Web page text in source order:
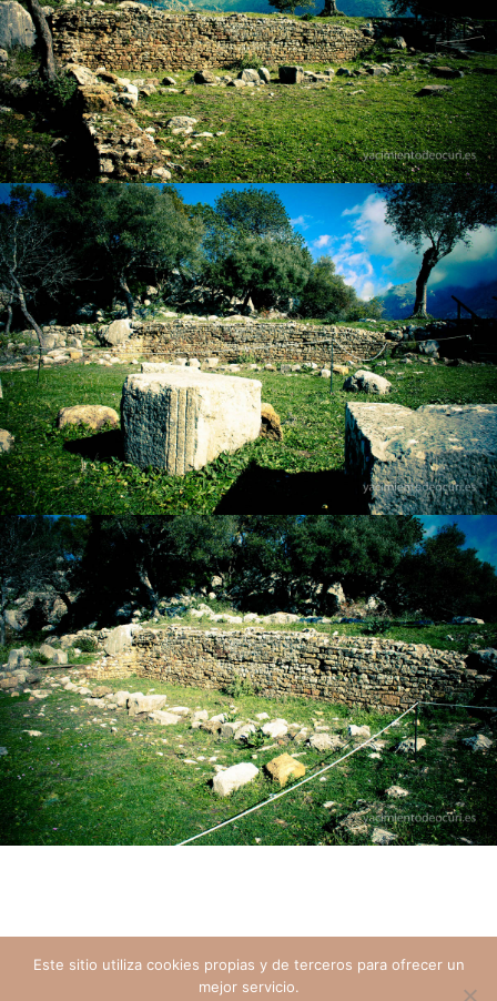
Este sitio utiliza cookies propias y de terceros para ofrecer un
mejor servicio.